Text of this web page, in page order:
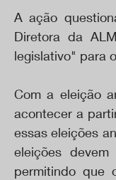
A ação
Diretora da
legislativo" para
Com a eleição
acontecer a
essas eleições
eleições
permitindo que